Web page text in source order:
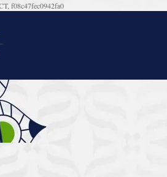
f08c47fec0942fa0